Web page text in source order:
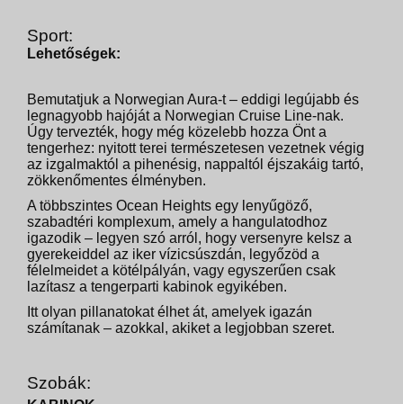
Sport:
Lehetőségek:
Bemutatjuk a Norwegian Aura-t – eddigi legújabb és
legnagyobb hajóját a Norwegian Cruise Line-nak.
Úgy tervezték, hogy még közelebb hozza Önt a
tengerhez: nyitott terei természetesen vezetnek végig
az izgalmaktól a pihenésig, nappaltól éjszakáig tartó,
zökkenőmentes élményben.
A többszintes Ocean Heights egy lenyűgöző,
szabadtéri komplexum, amely a hangulatodhoz
igazodik – legyen szó arról, hogy versenyre kelsz a
gyerekeiddel az iker vízicsúszdán, legyőzöd a
félelmeidet a kötélpályán, vagy egyszerűen csak
lazítasz a tengerparti kabinok egyikében.
Itt olyan pillanatokat élhet át, amelyek igazán
számítanak – azokkal, akiket a legjobban szeret.
Szobák: